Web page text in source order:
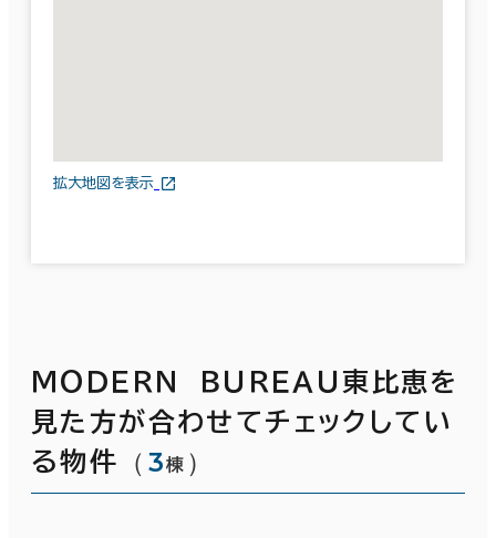
拡大地図を表示
ＭＯＤＥＲＮ ＢＵＲＥＡＵ東比恵を
見た方が合わせてチェックしてい
る物件
（ 3棟 ）